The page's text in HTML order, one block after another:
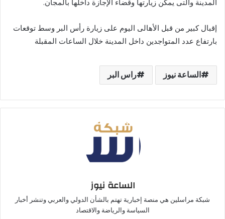
المدينة والتى يمكن زيارتها وقضاء الإجازة داخلها بالمجان.
إقبال كبير من قبل الأهالى اليوم على زيارة رأس البر وسط توقعات
بارتفاع عدد المتواجدين داخل المدينة خلال الساعات المقبلة
الساعة نيوز راس البر
الساعة نيوز
شبكة مراسلين هي منصة إخبارية تهتم بالشأن الدولي والعربي وتنشر أخبار
السياسة والرياضة والاقتصاد